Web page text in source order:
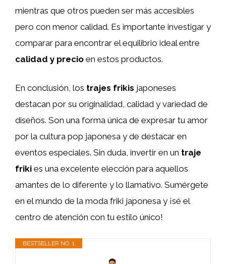
mientras que otros pueden ser más accesibles
pero con menor calidad. Es importante investigar y
comparar para encontrar el equilibrio ideal entre
calidad y precio en estos productos.
En conclusión, los trajes frikis japoneses
destacan por su originalidad, calidad y variedad de
diseños. Son una forma única de expresar tu amor
por la cultura pop japonesa y de destacar en
eventos especiales. Sin duda, invertir en un traje
friki es una excelente elección para aquellos
amantes de lo diferente y lo llamativo. Sumérgete
en el mundo de la moda friki japonesa y ¡sé el
centro de atención con tu estilo único!
BESTSELLER NO. 1